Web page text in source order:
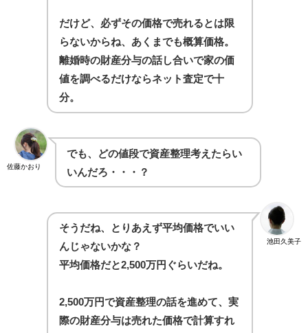
だけど、必ずその価格で売れるとは限
らないからね、あくまでも概算価格。
離婚時の財産分与の話し合いで家の価
値を調べるだけならネット査定で十
分。
佐藤かおり
でも、どの値段で資産整理考えたらい
いんだろ・・・？
池田久美子
そうだね、とりあえず平均価格でいい
んじゃないかな？
平均価格だと2,500万円ぐらいだね。
2,500万円で資産整理の話を進めて、実
際の財産分与は売れた価格で計算すれ